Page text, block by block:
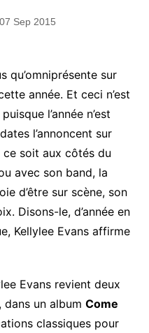
07 Sep 2015
qu’omniprésente sur
année. Et ceci n’est
l’année n’est
l’annoncent sur
ce soit aux côtés du
avec son band, la
d’être sur scène, son
Disons-le, d’année en
Kellylee Evans affirme
Evans revient deux
dans un album Come
classiques pour